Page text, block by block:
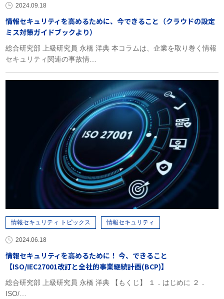
2024.09.18
情報セキュリティを高めるために、今できること（クラウドの設定
ミス対策ガイドブックより）
総合研究部 上級研究員 永橋 洋典 本コラムは、企業を取り巻く情報
セキュリティ関連の事故情…
情報セキュリティ トピックス 情報セキュリティ
2024.06.18
情報セキュリティを高めるために！ 今、できること
【ISO/IEC27001改訂と全社的事業継続計画(BCP)】
総合研究部 上級研究員 永橋 洋典 【もくじ】 １．はじめに ２．
ISO/…